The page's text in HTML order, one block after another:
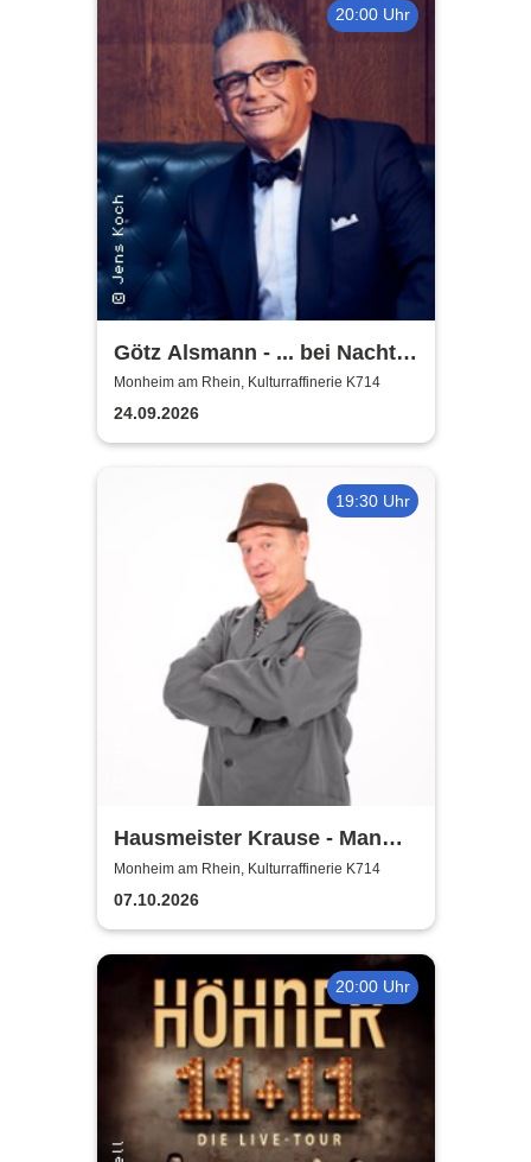
20:00 Uhr
Götz Alsmann - ... bei Nacht
...
Monheim am Rhein, Kulturraffinerie K714
24.09.2026
19:30 Uhr
Hausmeister Krause - Man
lebt nur zweimal
Monheim am Rhein, Kulturraffinerie K714
07.10.2026
20:00 Uhr